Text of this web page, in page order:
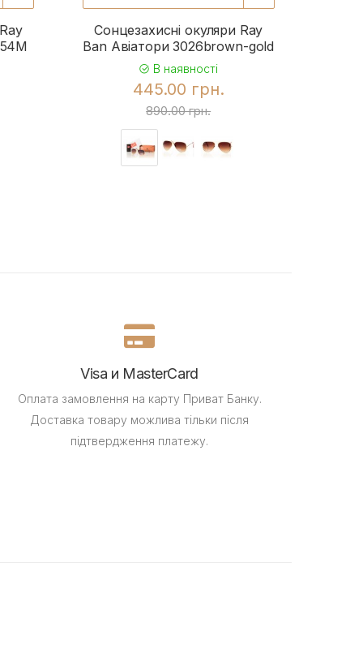
Сонцезахисні окуляри Ray
Ban Авіатори 3026brown-gold
В наявності
445.00 грн.
890.00 грн.
Visa и MasterCard
Оплата замовлення на карту Приват Банку.
Доставка товару можлива тільки після
підтвердження платежу.